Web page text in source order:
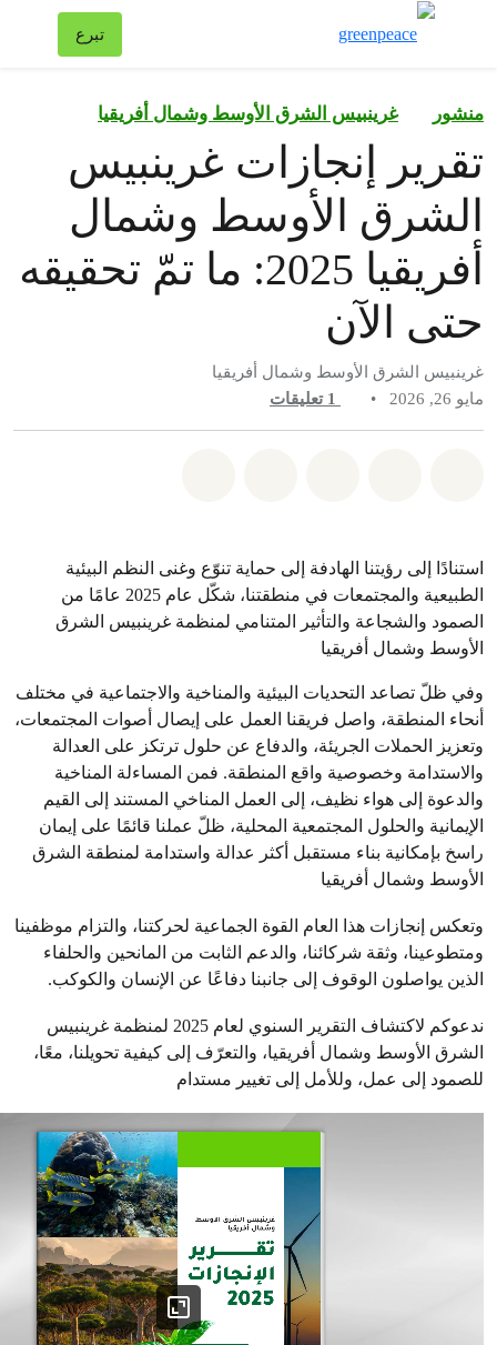
تبرع
منشور غرينبيس الشرق الأوسط وشمال أفريقيا
تقرير إنجازات غرينبيس
الشرق الأوسط وشمال
أفريقيا 2025: ما تمّ تحقيقه
حتى الآن
غرينبيس الشرق الأوسط وشمال أفريقيا
مايو 26, 2026
•
1 تعليقات
استنادًا إلى رؤيتنا الهادفة إلى حماية تنوّع وغنى النظم البيئية
الطبيعية والمجتمعات في منطقتنا، شكّل عام 2025 عامًا من
الصمود والشجاعة والتأثير المتنامي لمنظمة غرينبيس الشرق
الأوسط وشمال أفريقيا
وفي ظلّ تصاعد التحديات البيئية والمناخية والاجتماعية في مختلف
أنحاء المنطقة، واصل فريقنا العمل على إيصال أصوات المجتمعات،
وتعزيز الحملات الجريئة، والدفاع عن حلول ترتكز على العدالة
والاستدامة وخصوصية واقع المنطقة. فمن المساءلة المناخية
والدعوة إلى هواء نظيف، إلى العمل المناخي المستند إلى القيم
الإيمانية والحلول المجتمعية المحلية، ظلّ عملنا قائمًا على إيمان
راسخ بإمكانية بناء مستقبل أكثر عدالة واستدامة لمنطقة الشرق
الأوسط وشمال أفريقيا
وتعكس إنجازات هذا العام القوة الجماعية لحركتنا، والتزام موظفينا
ومتطوعينا، وثقة شركائنا، والدعم الثابت من المانحين والحلفاء
الذين يواصلون الوقوف إلى جانبنا دفاعًا عن الإنسان والكوكب.
ندعوكم لاكتشاف التقرير السنوي لعام 2025 لمنظمة غرينبيس
الشرق الأوسط وشمال أفريقيا، والتعرّف إلى كيفية تحويلنا، معًا،
للصمود إلى عمل، وللأمل إلى تغيير مستدام